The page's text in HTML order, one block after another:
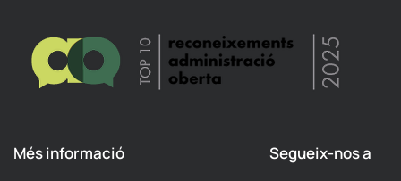
Més informació Segueix-nos a